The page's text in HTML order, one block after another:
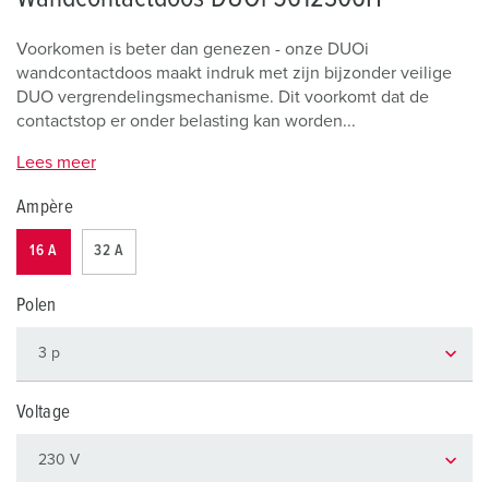
Voorkomen is beter dan genezen - onze DUOi
wandcontactdoos maakt indruk met zijn bijzonder veilige
DUO vergrendelingsmechanisme. Dit voorkomt dat de
contactstop er onder belasting kan worden...
Lees meer
Ampère
16 A 32 A
Polen
Voltage